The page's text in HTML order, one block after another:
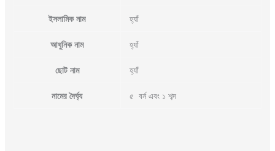
ইসলামিক নাম হ্যাঁ
আধুনিক নাম হ্যাঁ
ছোট নাম হ্যাঁ
নামের দৈর্ঘ্য ৫ বর্ন এবং ১ শব্দ